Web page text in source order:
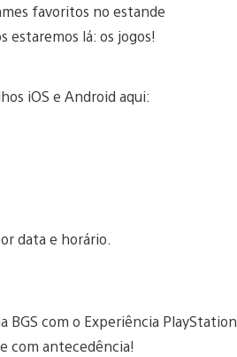
favoritos no estande
estaremos lá: os jogos!
iOS e Android aqui:
data e horário.
BGS com o Experiência PlayStation
com antecedência!